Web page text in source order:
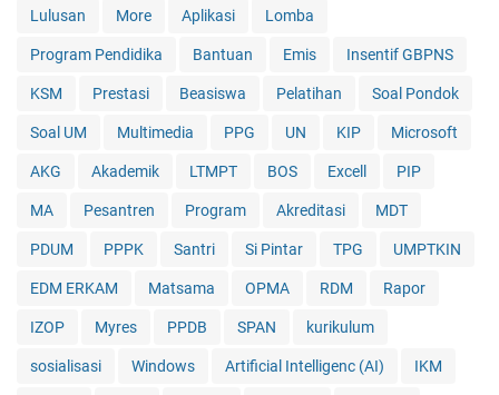
Lulusan More Aplikasi Lomba
Program Pendidika Bantuan Emis Insentif GBPNS
KSM Prestasi Beasiswa Pelatihan Soal Pondok
Soal UM Multimedia PPG UN KIP Microsoft
AKG Akademik LTMPT BOS Excell PIP
MA Pesantren Program Akreditasi MDT
PDUM PPPK Santri Si Pintar TPG UMPTKIN
EDM ERKAM Matsama OPMA RDM Rapor
IZOP Myres PPDB SPAN kurikulum
sosialisasi Windows Artificial Intelligenc (AI) IKM